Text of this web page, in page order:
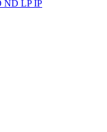
ND LP IP